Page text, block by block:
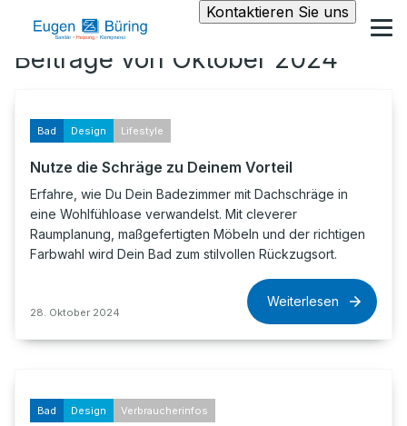
Kontaktieren Sie uns
Beiträge von Oktober 2024
Bad Design Lifestyle
Nutze die Schräge zu Deinem Vorteil
Erfahre, wie Du Dein Badezimmer mit Dachschräge in
eine Wohlfühloase verwandelst. Mit cleverer
Raumplanung, maßgefertigten Möbeln und der richtigen
Farbwahl wird Dein Bad zum stilvollen Rückzugsort.
28. Oktober 2024
Weiterlesen
Bad Design Verbraucherinfos